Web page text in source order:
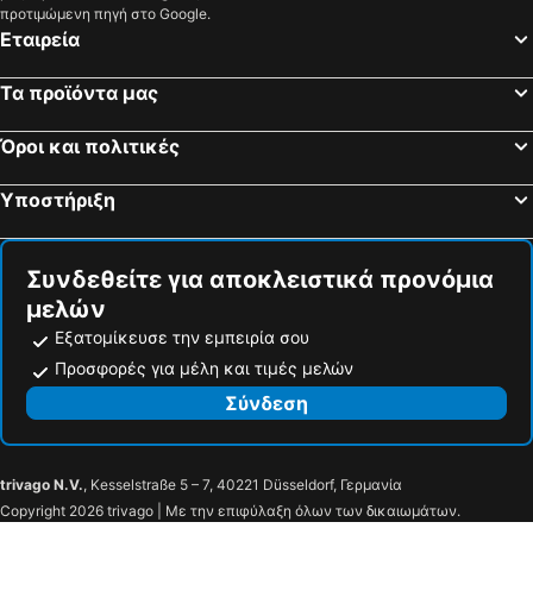
προτιμώμενη πηγή στο Google.
Εταιρεία
Τα προϊόντα μας
Όροι και πολιτικές
Υποστήριξη
Συνδεθείτε για αποκλειστικά προνόμια
μελών
Εξατομίκευσε την εμπειρία σου
Προσφορές για μέλη και τιμές μελών
Σύνδεση
trivago N.V., Kesselstraße 5 – 7, 40221 Düsseldorf, Γερμανία
Copyright 2026 trivago | Με την επιφύλαξη όλων των δικαιωμάτων.